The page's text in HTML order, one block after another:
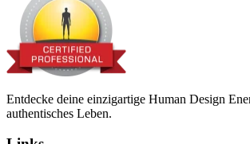
Entdecke deine einzigartige Human Design
authentisches Leben.